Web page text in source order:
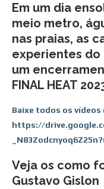
Em um dia
meio metro,
nas praias, as
experientes
um
FINAL HEAT
Baixe todos os vídeos
https://
Veja os como
Gustavo Gislon